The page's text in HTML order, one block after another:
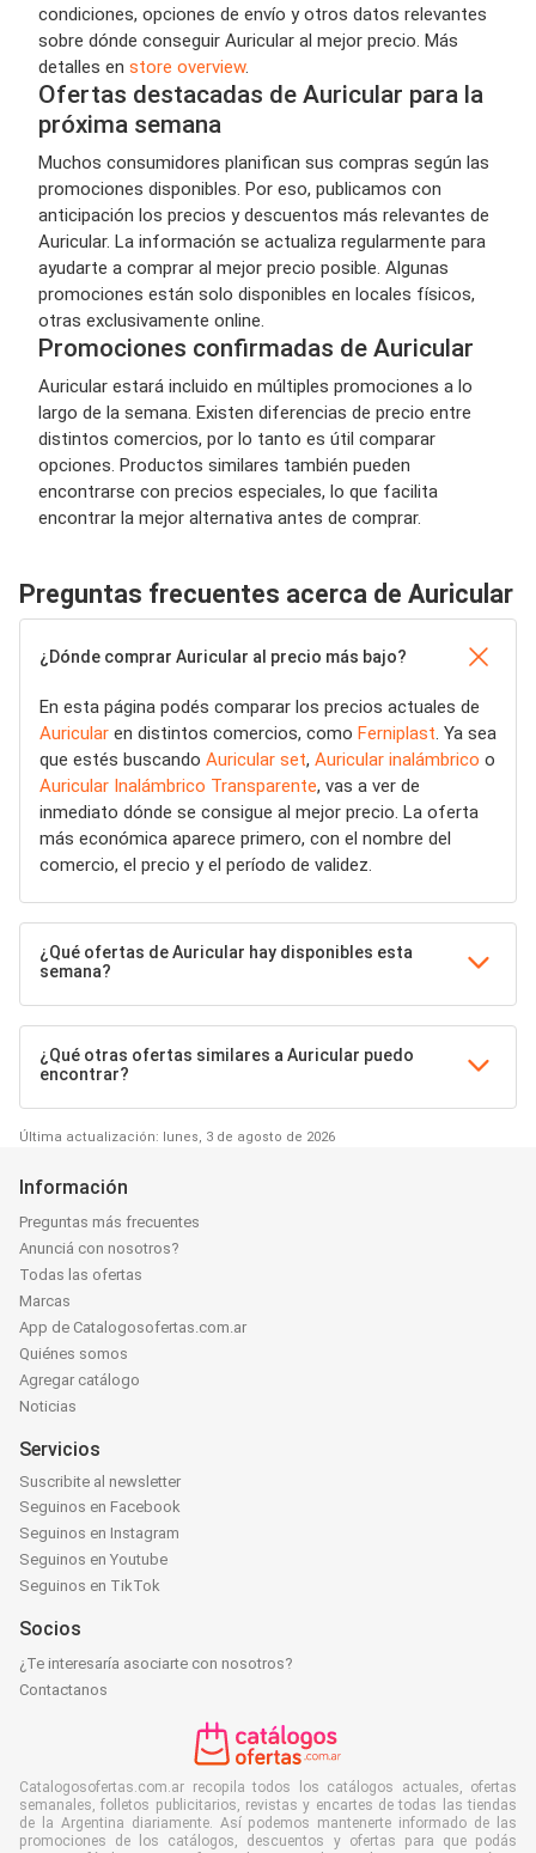
condiciones, opciones de envío y otros datos relevantes
sobre dónde conseguir Auricular al mejor precio. Más
detalles en store overview.
Ofertas destacadas de Auricular para la
próxima semana
Muchos consumidores planifican sus compras según las
promociones disponibles. Por eso, publicamos con
anticipación los precios y descuentos más relevantes de
Auricular. La información se actualiza regularmente para
ayudarte a comprar al mejor precio posible. Algunas
promociones están solo disponibles en locales físicos,
otras exclusivamente online.
Promociones confirmadas de Auricular
Auricular estará incluido en múltiples promociones a lo
largo de la semana. Existen diferencias de precio entre
distintos comercios, por lo tanto es útil comparar
opciones. Productos similares también pueden
encontrarse con precios especiales, lo que facilita
encontrar la mejor alternativa antes de comprar.
Preguntas frecuentes acerca de Auricular
¿Dónde comprar Auricular al precio más bajo?
En esta página podés comparar los precios actuales de
Auricular en distintos comercios, como Ferniplast . Ya sea
que estés buscando Auricular set, Auricular inalámbrico o
Auricular Inalámbrico Transparente, vas a ver de
inmediato dónde se consigue al mejor precio. La oferta
más económica aparece primero, con el nombre del
comercio, el precio y el período de validez.
¿Qué ofertas de Auricular hay disponibles esta
semana?
¿Qué otras ofertas similares a Auricular puedo
encontrar?
Última actualización: lunes, 3 de agosto de 2026
Información
Preguntas más frecuentes
Anunciá con nosotros?
Todas las ofertas
Marcas
App de Catalogosofertas.com.ar
Quiénes somos
Agregar catálogo
Noticias
Servicios
Suscribite al newsletter
Seguinos en Facebook
Seguinos en Instagram
Seguinos en Youtube
Seguinos en TikTok
Socios
¿Te interesaría asociarte con nosotros?
Contactanos
Catalogosofertas.com.ar recopila todos los catálogos actuales, ofertas
semanales, folletos publicitarios, revistas y encartes de todas las tiendas
de la Argentina diariamente. Así podemos mantenerte informado de las
promociones de los catálogos, descuentos y ofertas para que podás